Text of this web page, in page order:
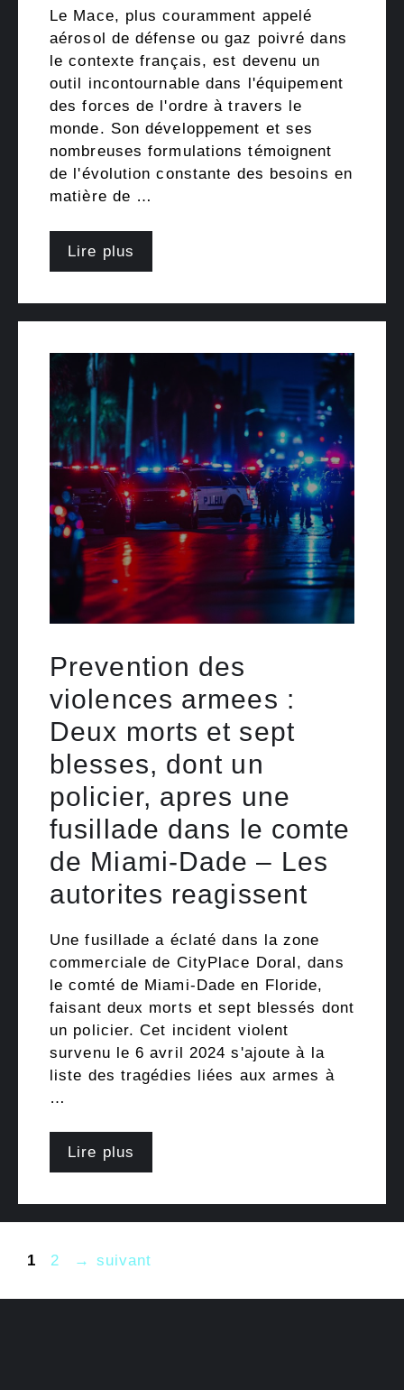
Le Mace, plus couramment appelé
aérosol de défense ou gaz poivré dans
le contexte français, est devenu un
outil incontournable dans l'équipement
des forces de l'ordre à travers le
monde. Son développement et ses
nombreuses formulations témoignent
de l'évolution constante des besoins en
matière de …
Lire plus
Prevention des
violences armees :
Deux morts et sept
blesses, dont un
policier, apres une
fusillade dans le comte
de Miami-Dade – Les
autorites reagissent
Une fusillade a éclaté dans la zone
commerciale de CityPlace Doral, dans
le comté de Miami-Dade en Floride,
faisant deux morts et sept blessés dont
un policier. Cet incident violent
survenu le 6 avril 2024 s'ajoute à la
liste des tragédies liées aux armes à
…
Lire plus
Page
1 Page
2 → suivant